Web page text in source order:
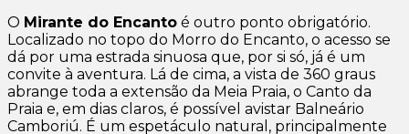
O Mirante do Encanto é outro ponto obrigatório.
Localizado no topo do Morro do Encanto, o acesso se
dá por uma estrada sinuosa que, por si só, já é um
convite à aventura. Lá de cima, a vista de 360 graus
abrange toda a extensão da Meia Praia, o Canto da
Praia e, em dias claros, é possível avistar Balneário
Camboriú. É um espetáculo natural, principalmente